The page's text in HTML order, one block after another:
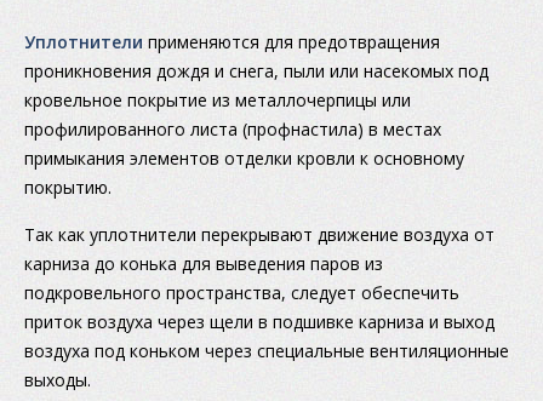
Уплотнители применяются для предотвращения
проникновения дождя и снега, пыли или насекомых под
кровельное покрытие из металлочерпицы или
профилированного листа (профнастила) в местах
примыкания элементов отделки кровли к основному
покрытию.
Так как уплотнители перекрывают движение воздуха от
карниза до конька для выведения паров из
подкровельного пространства, следует обеспечить
приток воздуха через щели в подшивке карниза и выход
воздуха под коньком через специальные вентиляционные
выходы.